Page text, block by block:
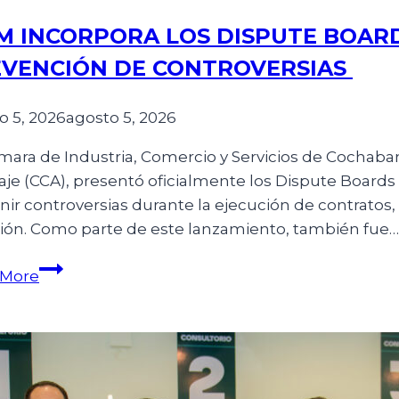
INCORPORA LOS DISPUTE
DE CONTROVERSIAS
5, 2026agosto 5, 2026
de Industria, Comercio y Servicios de
(CCA), presentó oficialmente los Dispute
controversias durante la ejecución de
Como parte de este lanzamiento, también fue…